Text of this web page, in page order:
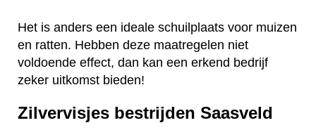
Het is anders een ideale schuilplaats voor muizen
en ratten. Hebben deze maatregelen niet
voldoende effect, dan kan een erkend bedrijf
zeker uitkomst bieden!
Zilvervisjes bestrijden Saasveld